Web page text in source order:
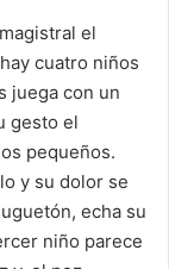
el
cuatro niños
juega con un
gesto el
pequeños.
y su dolor se
echa su
niño parece